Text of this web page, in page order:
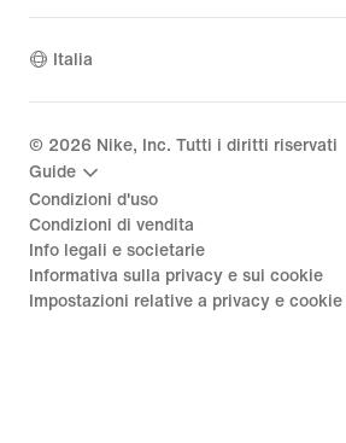
Italia
© 2026 Nike, Inc. Tutti i diritti riservati
Guide
Condizioni d'uso
Condizioni di vendita
Info legali e societarie
Informativa sulla privacy e sui cookie
Impostazioni relative a privacy e cookie